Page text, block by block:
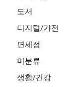
도서
디지털/가전
면세점
미분류
생활/건강